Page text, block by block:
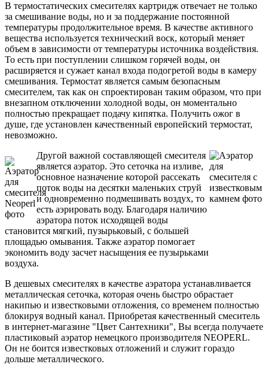
В термостатических смесителях картридж отвечает не только
за смешивание воды, но и за поддержание постоянной
температуры продолжительное время. В качестве активного
вещества используется технический воск, который меняет
объем в зависимости от температуры источника воздействия.
То есть при поступлении слишком горячей воды, он
расширяется и сужает канал входа подогретой воды в камеру
смешивания. Термостат является самым безопасным
смесителем, так как он спроектирован таким образом, что при
внезапном отключении холодной воды, он моментально
полностью прекращает подачу кипятка. Получить ожог в
душе, где установлен качественный европейский термостат,
невозможно.
Другой важной составляющей смесителя
является аэратор. Это сеточка на изливе,
основное назначение которой рассекать
поток воды на десятки маленьких струй
и одновременно подмешивать воздух, то
есть аэрировать воду. Благодаря наличию
аэратора поток исходящей воды
становится мягкий, пузырьковый, с большей
площадью омывания. Также аэратор помогает
экономить воду засчет насыщения ее пузырьками
воздуха.
В дешевых смесителях в качестве аэратора устанавливается
металлическая сеточка, которая очень быстро обрастает
накипью и известковыми отложения, со временем полностью
блокируя водный канал. Приобретая качественный смеситель
в интернет-магазине "Цвет Сантехники", Вы всегда получаете
пластиковый аэратор немецкого производителя NEOPERL.
Он не боится известковых отложений и служит гораздо
дольше металлического.